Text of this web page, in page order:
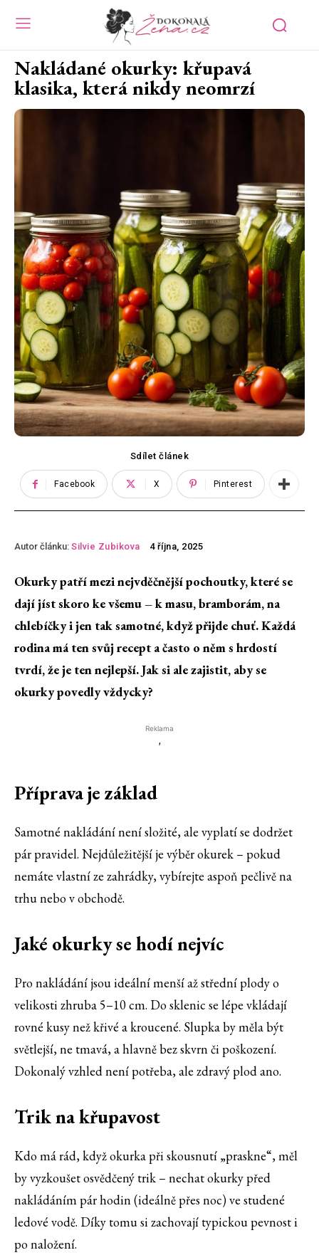
Nakládané okurky: křupavá
klasika, která nikdy neomrzí
Sdílet článek
Facebook X Pinterest
Autor článku: Silvie Zubikova 4 října, 2025
Okurky patří mezi nejvděčnější pochoutky, které se
dají jíst skoro ke všemu – k masu, bramborám, na
chlebíčky i jen tak samotné, když přijde chuť. Každá
rodina má ten svůj recept a často o něm s hrdostí
tvrdí, že je ten nejlepší. Jak si ale zajistit, aby se
okurky povedly vždycky?
Reklama
'
Příprava je základ
Samotné nakládání není složité, ale vyplatí se dodržet
pár pravidel. Nejdůležitější je výběr okurek – pokud
nemáte vlastní ze zahrádky, vybírejte aspoň pečlivě na
trhu nebo v obchodě.
Jaké okurky se hodí nejvíc
Pro nakládání jsou ideální menší až střední plody o
velikosti zhruba 5–10 cm. Do sklenic se lépe vkládají
rovné kusy než křivé a kroucené. Slupka by měla být
světlejší, ne tmavá, a hlavně bez skvrn či poškození.
Dokonalý vzhled není potřeba, ale zdravý plod ano.
Trik na křupavost
Kdo má rád, když okurka při skousnutí „praskne“, měl
by vyzkoušet osvědčený trik – nechat okurky před
nakládáním pár hodin (ideálně přes noc) ve studené
ledové vodě. Díky tomu si zachovají typickou pevnost i
po naložení.